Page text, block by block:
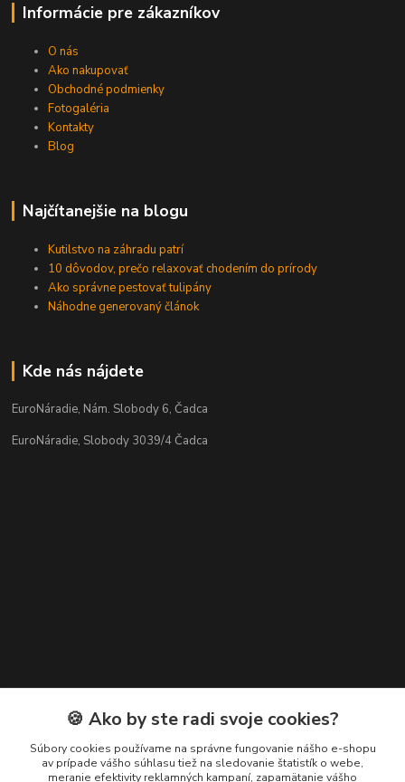
Informácie pre zákazníkov
O nás
Ako nakupovať
Obchodné podmienky
Fotogaléria
Kontakty
Blog
Najčítanejšie na blogu
Kutilstvo na záhradu patrí
10 dôvodov, prečo relaxovať chodením do prírody
Ako správne pestovať tulipány
Náhodne generovaný článok
Kde nás nájdete
EuroNáradie, Nám. Slobody 6, Čadca
EuroNáradie, Slobody 3039/4 Čadca
Kontakty
Zákaznícka podpora EuroNáradie
+421 911 629 846
🍪 Ako by ste radi svoje cookies?
Súbory cookies používame na správne fungovanie nášho e-shopu
av prípade vášho súhlasu tiež na sledovanie štatistík o webe,
meranie efektivity reklamných kampaní, zapamätanie vášho